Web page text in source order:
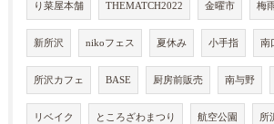
り菜屋本舗 THEMATCH2022 金曜市 梅
新所沢 nikoフェス 夏休み 小手指 南
所沢カフェ BASE 厨房前販売 南与野
リベイク ところざわまつり 航空公園 所